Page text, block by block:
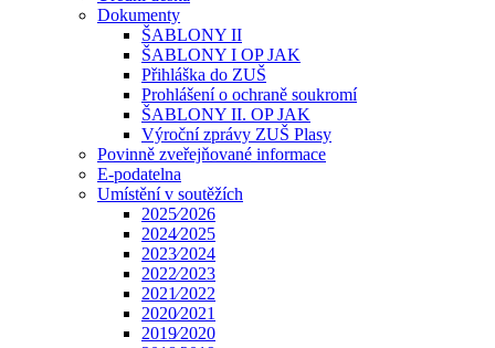
Dokumenty
ŠABLONY II
ŠABLONY I OP JAK
Přihláška do ZUŠ
Prohlášení o ochraně soukromí
ŠABLONY II. OP JAK
Výroční zprávy ZUŠ Plasy
Povinně zveřejňované informace
E-podatelna
Umístění v soutěžích
2025⁄2026
2024⁄2025
2023⁄2024
2022⁄2023
2021⁄2022
2020⁄2021
2019⁄2020